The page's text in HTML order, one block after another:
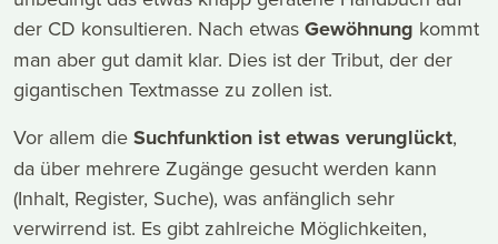
der CD konsultieren. Nach etwas Gewöhnung kommt
man aber gut damit klar. Dies ist der Tribut, der der
gigantischen Textmasse zu zollen ist.
Vor allem die Suchfunktion ist etwas verunglückt,
da über mehrere Zugänge gesucht werden kann
(Inhalt, Register, Suche), was anfänglich sehr
verwirrend ist. Es gibt zahlreiche Möglichkeiten,